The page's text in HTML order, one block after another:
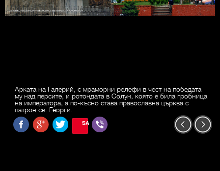
Арката на Галерий, с мраморни релефи в чест на победата
му над персите, и ротондата в Солун, която е била гробница
на императора, а по-късно става православна църква с
патрон св. Георги.
SAVE